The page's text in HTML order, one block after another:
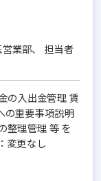
業部、 担当者
の入出金管理 賃
の重要事項説明
整理管理 等 を
変更なし